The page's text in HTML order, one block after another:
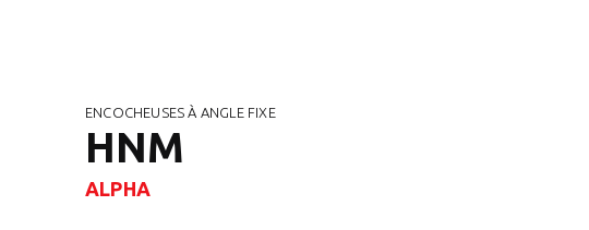
ENCOCHEUSES À ANGLE FIXE
HNM
ALPHA